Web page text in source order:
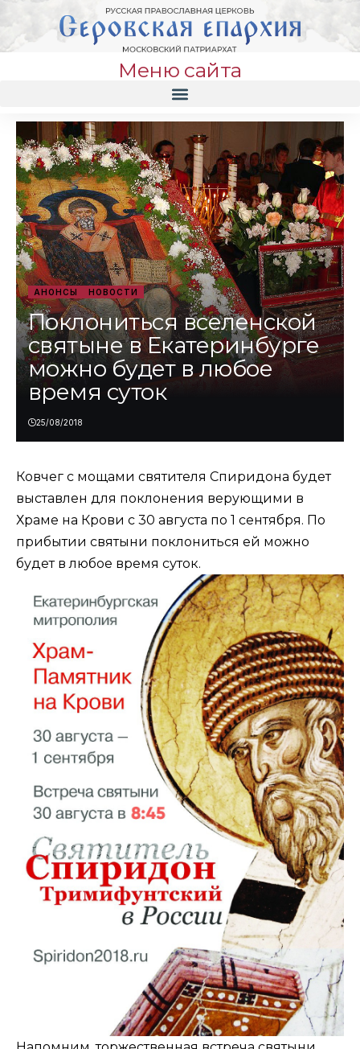
Меню сайта
АНОНСЫ НОВОСТИ
Поклониться вселенской
святыне в Екатеринбурге
можно будет в любое
время суток
25/08/2018
Ковчег с мощами святителя Спиридона будет
выставлен для поклонения верующими в
Храме на Крови с 30 августа по 1 сентября. По
прибытии святыни поклониться ей можно
будет в любое время суток.